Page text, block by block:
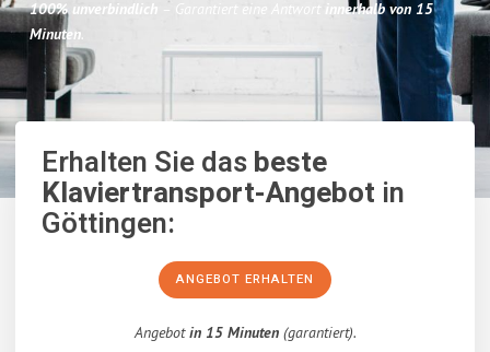
100% unverbindlich – Garantiert eine Antwort innerhalb von 15
Minuten.
Erhalten Sie dasbeste
Klaviertransport-Angebot in
Göttingen:
ANGEBOT ERHALTEN
Angebotin 15 Minuten(garantiert).